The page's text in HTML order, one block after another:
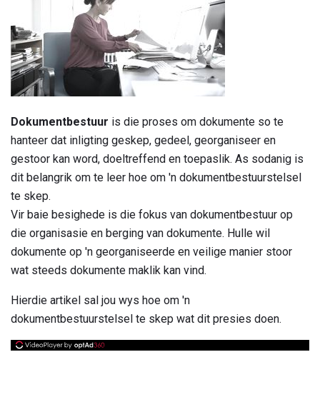
Dokumentbestuur is die proses om dokumente so te
hanteer dat inligting geskep, gedeel, georganiseer en
gestoor kan word, doeltreffend en toepaslik. As sodanig is
dit belangrik om te leer hoe om 'n dokumentbestuurstelsel
te skep.
Vir baie besighede is die fokus van dokumentbestuur op
die organisasie en berging van dokumente. Hulle wil
dokumente op 'n georganiseerde en veilige manier stoor
wat steeds dokumente maklik kan vind.
Hierdie artikel sal jou wys hoe om 'n
dokumentbestuurstelsel te skep wat dit presies doen.